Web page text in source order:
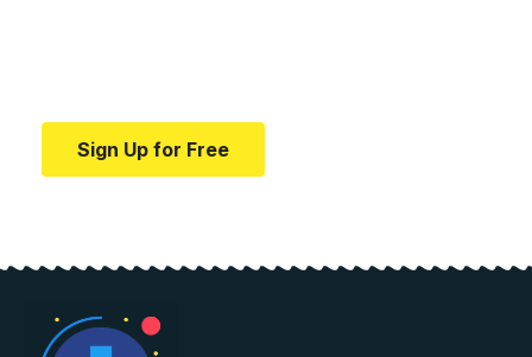
Sign Up for Free